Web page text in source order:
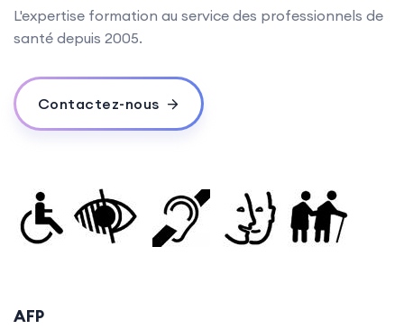
L'expertise formation au service des professionnels de
santé depuis 2005.
Contactez-nous
AFP